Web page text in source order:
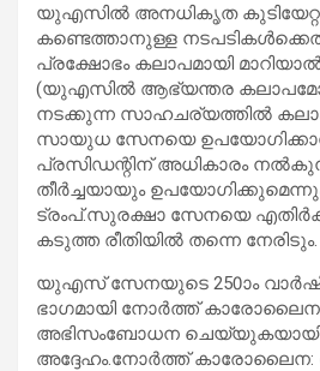
യുഎസില്‍ അനധികൃത
കണ്ടെത്താനുള്ള
പ്രക്ഷോഭം കലാപമായി
(യുഎസില്‍ ആഭ്യന്തര
നടക്കുന്ന സാഹചര്യത്തില്‍
സായുധ സേനയെ
പ്രസിഡന്റിന് അധികാരം
തീര്‍ച്ചയായും ഉപയോഗിക്കുമെന്നും
ട്രംപ്.സുരക്ഷാ സേനയെ
കടുത്ത രീതിയില്‍ തന്നെ നേരിടും.
യുഎസ് സേനയുടെ 250ാം
ഭാഗമായി നോര്‍ത്ത്
അഭിസംബോധന
അദ്ദേഹം.നോര്‍ത്ത്